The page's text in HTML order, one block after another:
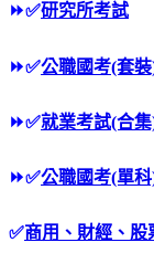
⏩✅研究所考試
⏩✅公職國考(套
⏩✅就業考試(合
⏩✅公職國考(單
✅商用、財經、股